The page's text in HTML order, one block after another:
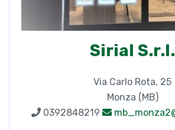
Sirial S.r.l.
Via Carlo Rota, 25
Monza (MB)
0392848219